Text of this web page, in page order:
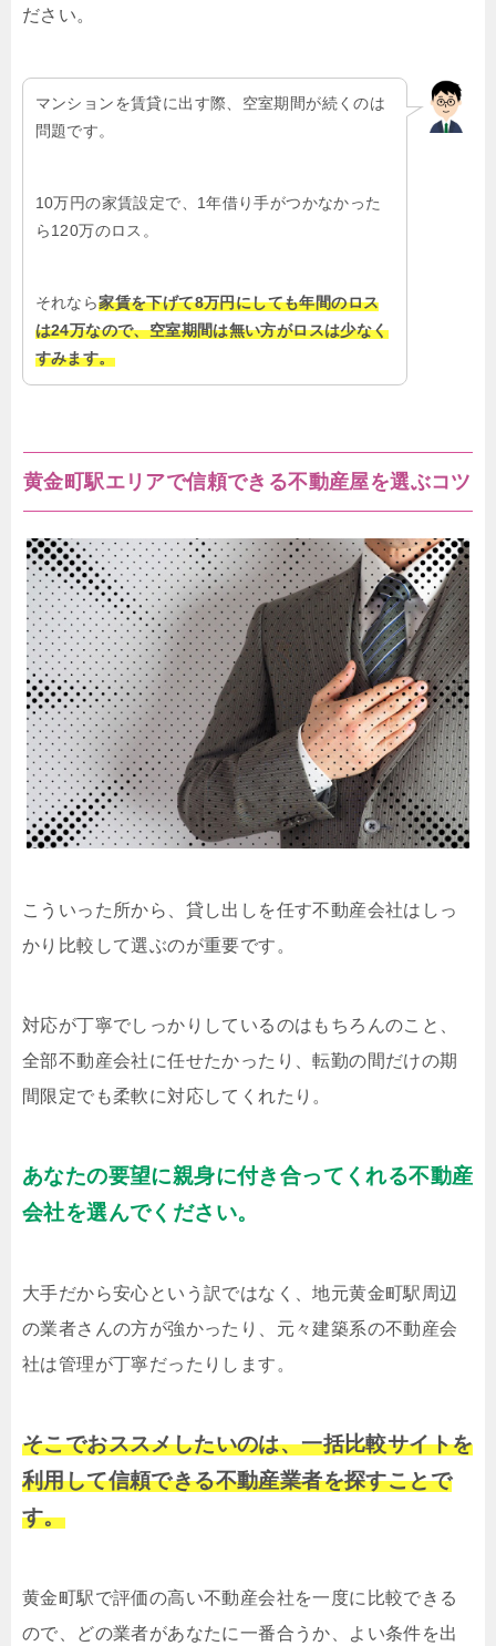
ださい。
マンションを賃貸に出す際、空室期間が続くのは
問題です。
10万円の家賃設定で、1年借り手がつかなかった
ら120万のロス。
それなら家賃を下げて8万円にしても年間のロス
は24万なので、空室期間は無い方がロスは少なく
すみます。
黄金町駅エリアで信頼できる不動産屋を選ぶコツ
こういった所から、貸し出しを任す不動産会社はしっ
かり比較して選ぶのが重要です。
対応が丁寧でしっかりしているのはもちろんのこと、
全部不動産会社に任せたかったり、転勤の間だけの期
間限定でも柔軟に対応してくれたり。
あなたの要望に親身に付き合ってくれる不動産
会社を選んでください。
大手だから安心という訳ではなく、地元黄金町駅周辺
の業者さんの方が強かったり、元々建築系の不動産会
社は管理が丁寧だったりします。
そこでおススメしたいのは、一括比較サイトを
利用して信頼できる不動産業者を探すことで
す。
黄金町駅で評価の高い不動産会社を一度に比較できる
ので、どの業者があなたに一番合うか、よい条件を出